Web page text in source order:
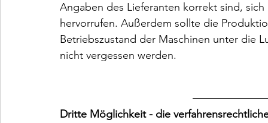
Angaben des Lieferanten korrekt sind,
hervorrufen. Außerdem sollte die
Betriebszustand der Maschinen unter die
nicht vergessen werden.
Dritte Möglichkeit - die